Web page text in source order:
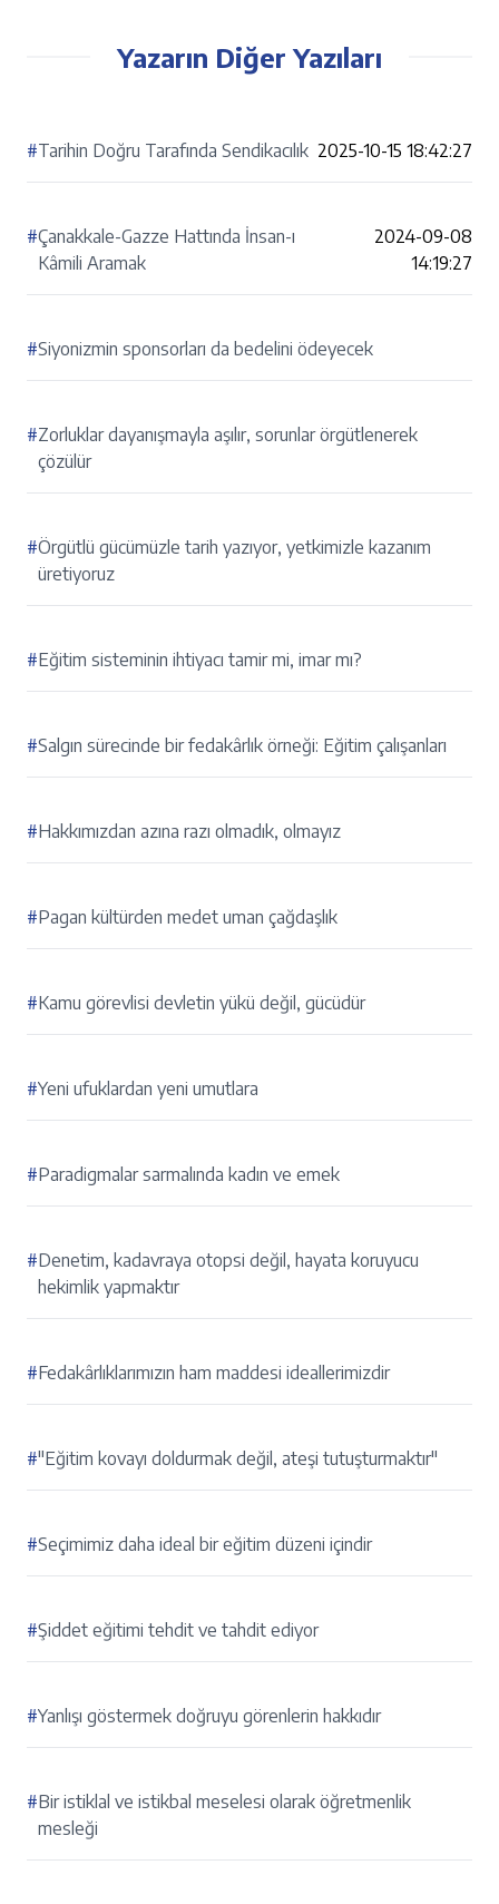
Yazarın Diğer Yazıları
#Tarihin Doğru Tarafında Sendikacılık 2025-10-15 18:42:27
#Çanakkale-Gazze Hattında İnsan-ı
Kâmili Aramak
2024-09-08
14:19:27
#Siyonizmin sponsorları da bedelini ödeyecek
#Zorluklar dayanışmayla aşılır, sorunlar örgütlenerek
çözülür
#Örgütlü gücümüzle tarih yazıyor, yetkimizle kazanım
üretiyoruz
#Eğitim sisteminin ihtiyacı tamir mi, imar mı?
#Salgın sürecinde bir fedakârlık örneği: Eğitim çalışanları
#Hakkımızdan azına razı olmadık, olmayız
#Pagan kültürden medet uman çağdaşlık
#Kamu görevlisi devletin yükü değil, gücüdür
#Yeni ufuklardan yeni umutlara
#Paradigmalar sarmalında kadın ve emek
#Denetim, kadavraya otopsi değil, hayata koruyucu
hekimlik yapmaktır
#Fedakârlıklarımızın ham maddesi ideallerimizdir
#"Eğitim kovayı doldurmak değil, ateşi tutuşturmaktır"
#Seçimimiz daha ideal bir eğitim düzeni içindir
#Şiddet eğitimi tehdit ve tahdit ediyor
#Yanlışı göstermek doğruyu görenlerin hakkıdır
#Bir istiklal ve istikbal meselesi olarak öğretmenlik
mesleği